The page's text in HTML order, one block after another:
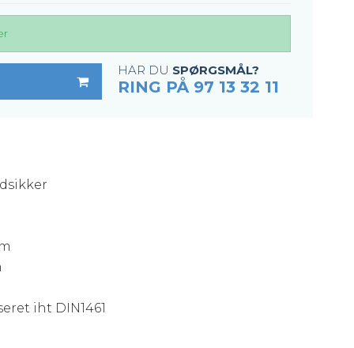
HAR DU SPØRGSMÅL?
RING PÅ 97 13 32 11
iht DIN1461